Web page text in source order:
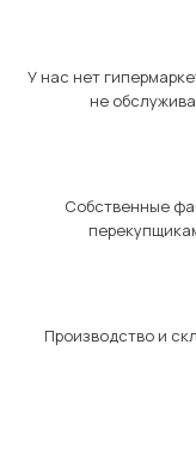
У нас нет
не
Собственные
Производство и